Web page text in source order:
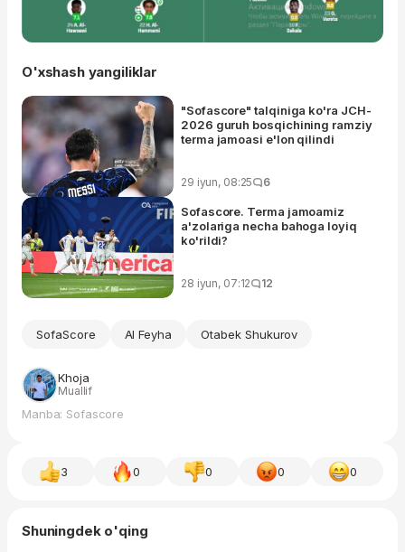
O'xshash yangiliklar
"Sofascore" talqiniga ko'ra JCH-
2026 guruh bosqichining ramziy
terma jamoasi e'lon qilindi
29 iyun, 08:25 6
Sofascore. Terma jamoamiz
a'zolariga necha bahoga loyiq
ko'rildi?
28 iyun, 07:12 12
SofaScore Al Feyha Otabek Shukurov
Khoja
Muallif
Manba: Sofascore
3 0 0 0 0
Shuningdek o'qing